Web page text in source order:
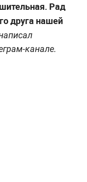
Рад
друга нашей
канале.